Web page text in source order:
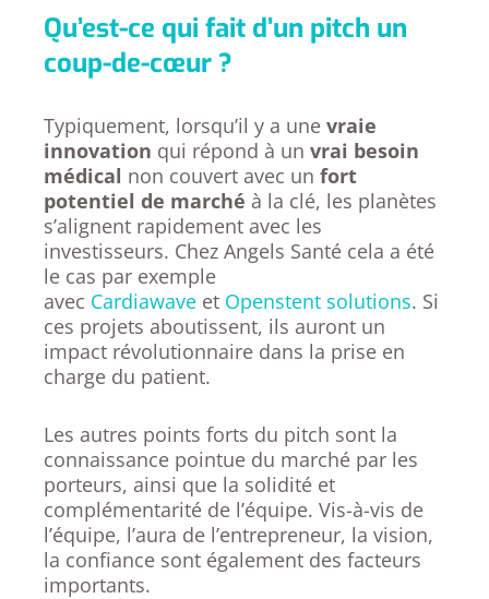
Qu’est-ce qui fait d’un pitch un
coup-de-cœur ?
Typiquement, lorsqu’il y a une vraie
innovation qui répond à un vrai besoin
médical non couvert avec un fort
potentiel de marché à la clé, les planètes
s’alignent rapidement avec les
investisseurs. Chez Angels Santé cela a été
le cas par exemple
avec Cardiawave et Openstent solutions. Si
ces projets aboutissent, ils auront un
impact révolutionnaire dans la prise en
charge du patient.
Les autres points forts du pitch sont la
connaissance pointue du marché par les
porteurs, ainsi que la solidité et
complémentarité de l’équipe. Vis-à-vis de
l’équipe, l’aura de l’entrepreneur, la vision,
la confiance sont également des facteurs
importants.